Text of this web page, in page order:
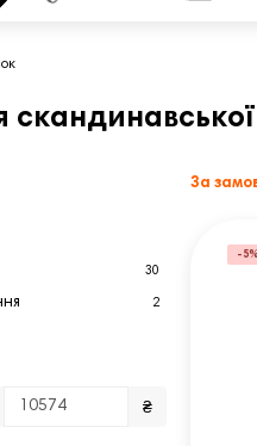
30
2
₴
За
-5%